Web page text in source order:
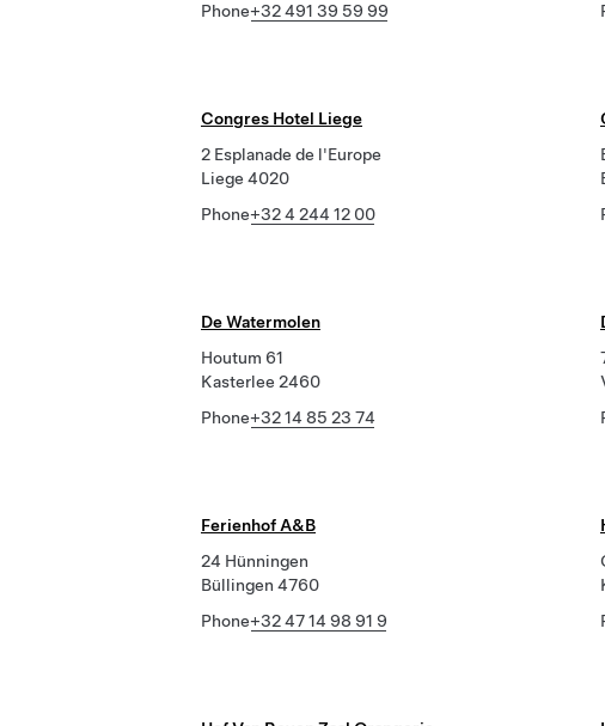
Phone+32 491 39 59 99
Congres Hotel Liege
2 Esplanade de l'Europe
Liege 4020
Phone+32 4 244 12 00
De Watermolen
Houtum 61
Kasterlee 2460
Phone+32 14 85 23 74
Ferienhof A&B
24 Hünningen
Büllingen 4760
Phone+32 47 14 98 91 9